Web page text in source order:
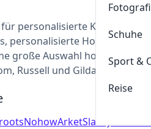
Schuhe
Sport &
Reise
personalisierte Kleidung.
personalisierte Hoodies,
große Auswahl hochwertiger
Russell und Gildan.
NohowArketSlam Jam